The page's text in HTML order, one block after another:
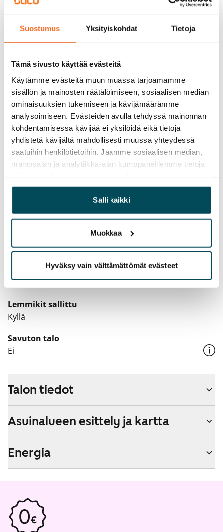
Suostumus Yksityiskohdat Tietoja
Tämä sivusto käyttää evästeitä
Käytämme evästeitä muun muassa tarjoamamme
sisällön ja mainosten räätälöimiseen, sosiaalisen median
ominaisuuksien tukemiseen ja kävijämäärämme
analysoimiseen. Evästeiden avulla tehdyssä mainonnan
kohdentamisessa kävijää ei yksilöidä eikä tietoja
yhdistetä kävijältä mahdollisesti muussa yhteydessä
saatuihin henkilötietoihin. Jaamme sosiaalisen median,
mainosalan ja analytiikka-alan kumppaneillemme tietoja
yhdistää näitä tietoja muihin tietoihin, joita olet antanut
heille tai joita on kerätty, kun olet käyttänyt heidän
palvelujaan.
Salli kaikki
Muokkaa
Hyväksy vain välttämättömät evästeet
Vapautuminen
Vuokrattu
Ei
Vuokra
Vuokravakuus
0 €, (yrityksille min. 1 kk vuokra)
Kotivakuutus
Pakollinen, ei sisälly vuokraan
Vesimaksu
Kulutuksen mukaan
Vuokralainen solmii itse sähkösopimuksen.
Laajakaista
Vuokraan sisältyy 50 M laajakaistaliittymä. Voit hankkia
lisänopeutta etuhintaan ottamalla yhteyttä
operaattoriin Telia.
Lemmikit sallittu
Kyllä
Savuton talo
Ei
Talon tiedot
Asuinalueen esittely ja kartta
Energia